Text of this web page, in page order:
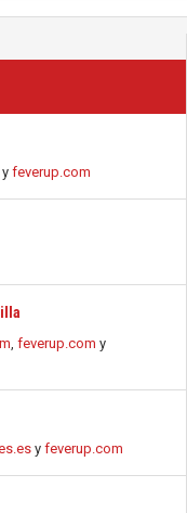
y feverup.com
, feverup.com y
y feverup.com